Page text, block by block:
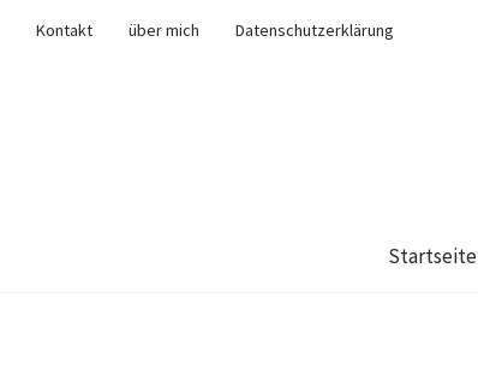
Kontakt über mich
Datenschutzerklärung
Startseite